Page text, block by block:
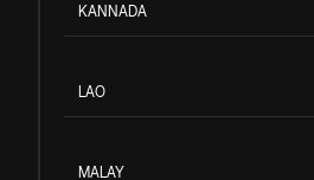
KANNADA
LAO
MALAY